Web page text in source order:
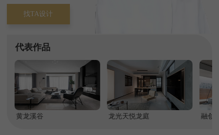
保利湖心岛 保利天和
TA设计
作品
溪谷 龙光天悦龙庭 融创长滩壹号建